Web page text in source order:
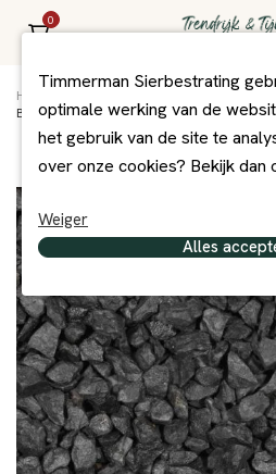
0
Home Grind/Split en Zand
Basalt split zwart 16-22 mm (20 kg zak)
Timmerman Sierbestrating
optimale werking van de
het gebruik van de site te
over onze cookies? Bekijk dan
Weiger
Alles